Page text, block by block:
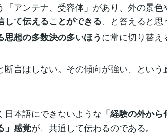
アンテナ、受容体」があり、外の景色
して伝えることができる、と答えると思
想の多数決の多いほうに常に切り替え
言はしない。その傾向が強い、という
日本語にできないような 「経験の外か
」感覚が、共通して伝わるのである。